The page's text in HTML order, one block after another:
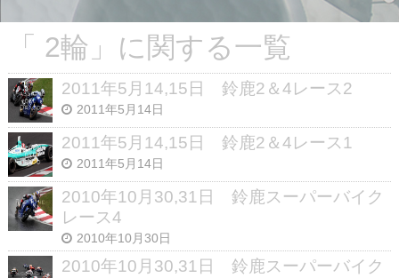
「 2輪」に関する一覧
2011年5月14,15日 鈴鹿2＆4レース2
2011年5月14日
2011年5月14,15日 鈴鹿2＆4レース1
2011年5月14日
2010年10月30,31日 鈴鹿スーパーバイク
レース4
2010年10月30日
2010年10月30,31日 鈴鹿スーパーバイク